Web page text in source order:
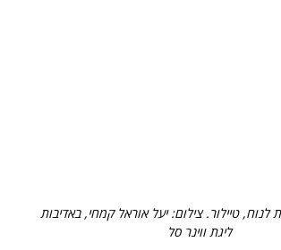
לנוח, טיילור. צילום: יעל אוראל קמחי, באדיבות
ליגת ווינר סל